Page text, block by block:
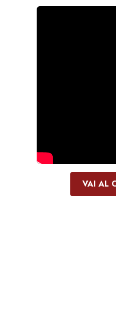
VAI AL